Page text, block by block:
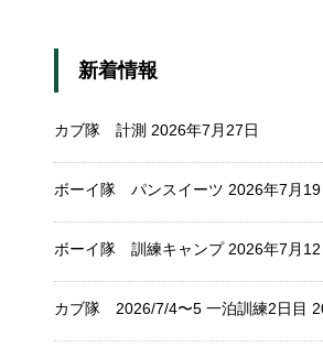
新着情報
カブ隊 計測 2026年7月27日
ボーイ隊 パンスイーツ 2026年7月19
ボーイ隊 訓練キャンプ 2026年7月12
カブ隊 2026/7/4〜5 一泊訓練2日目